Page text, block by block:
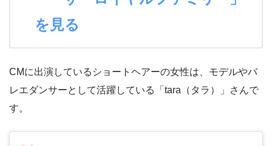
を見る
CMに出演しているショートヘアーの女性は、モデルやバ
レエダンサーとして活躍している「tara（タラ）」さんで
す。